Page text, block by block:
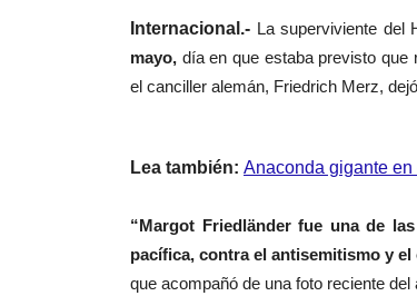
Internacional.- La superviviente del
mayo, día en que estaba previsto que
el canciller alemán, Friedrich Merz,
Lea también: Anaconda gigante
“Margot Friedländer fue una de
pacífica, contra el antisemitismo y
que acompañó de una foto reciente